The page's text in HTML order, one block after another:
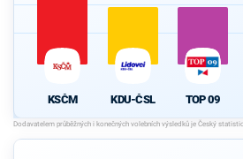
KSČM KDU-ČSL TOP 09